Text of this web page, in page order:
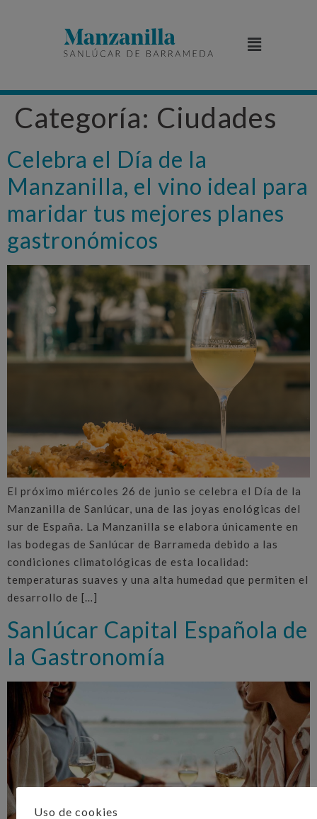
Categoría: Ciudades
Celebra el Día de la
Manzanilla, el vino ideal para
maridar tus mejores planes
gastronómicos
El próximo miércoles 26 de junio se celebra el Día de la
Manzanilla de Sanlúcar, una de las joyas enológicas del
sur de España. La Manzanilla se elabora únicamente en
las bodegas de Sanlúcar de Barrameda debido a las
condiciones climatológicas de esta localidad:
temperaturas suaves y una alta humedad que permiten el
desarrollo de […]
Sanlúcar Capital Española de
la Gastronomía
Uso de cookies